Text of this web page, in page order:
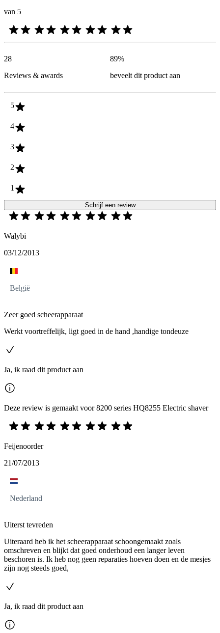
van 5
28
Reviews & awards
89%
beveelt dit product aan
5
4
3
2
1
Schrijf een review
Walybi
03/12/2013
België
Zeer goed scheerapparaat
Werkt voortreffelijk, ligt goed in de hand ,handige tondeuze
Ja, ik raad dit product aan
Deze review is gemaakt voor 8200 series HQ8255 Electric shaver
Feijenoorder
21/07/2013
Nederland
Uiterst tevreden
Uiteraard heb ik het scheerapparaat schoongemaakt zoals
omschreven en blijkt dat goed onderhoud een langer leven
beschoren is. Ik heb nog geen reparaties hoeven doen en de mesjes
zijn nog steeds goed,
Ja, ik raad dit product aan